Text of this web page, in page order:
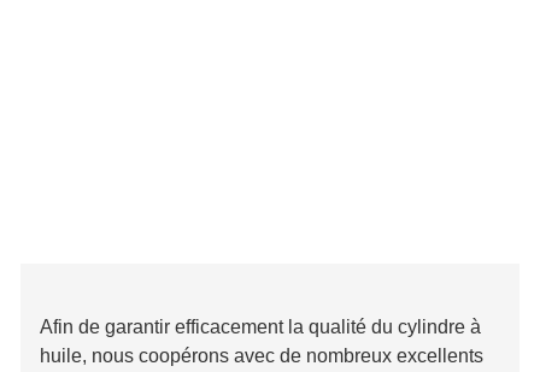
Afin de garantir efficacement la qualité du cylindre à
huile, nous coopérons avec de nombreux excellents